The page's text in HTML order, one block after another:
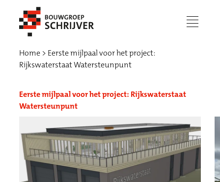
menu
Werken bij
Home
Eerste mijlpaal voor het project:
Rijkswaterstaat Watersteunpunt
Eerste mijlpaal voor het project: Rijkswaterstaat
Watersteunpunt